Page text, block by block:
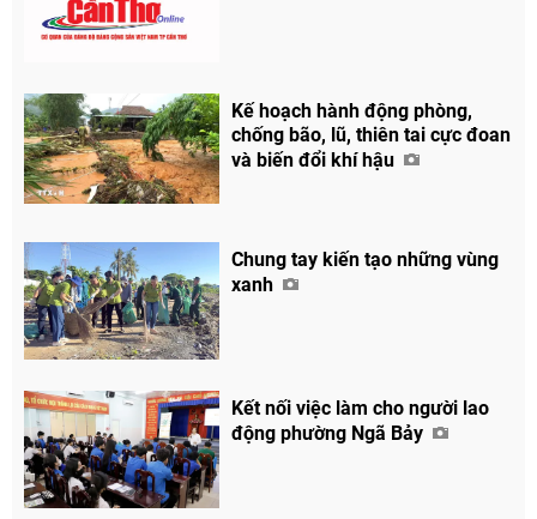
Kế hoạch hành động phòng,
chống bão, lũ, thiên tai cực đoan
và biến đổi khí hậu
Chung tay kiến tạo những vùng
xanh
Kết nối việc làm cho người lao
động phường Ngã Bảy